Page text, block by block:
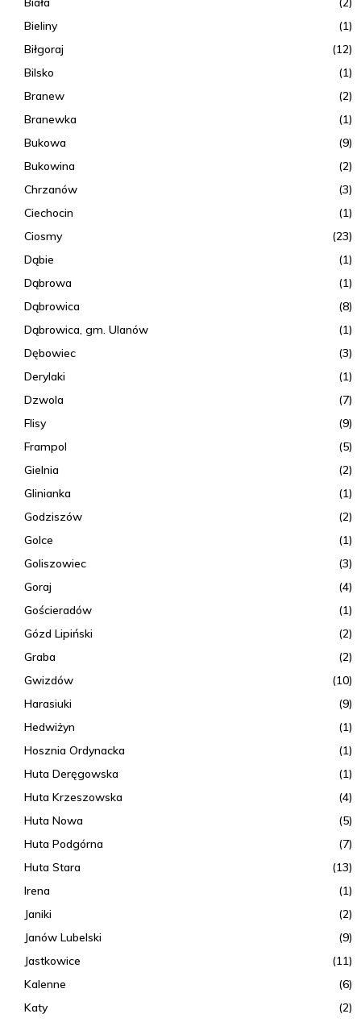
Bieliny
(1)
Biłgoraj
(12)
Bilsko
(1)
Branew
(2)
Branewka
(1)
Bukowa
(9)
Bukowina
(2)
Chrzanów
(3)
Ciechocin
(1)
Ciosmy
(23)
Dąbie
(1)
Dąbrowa
(1)
Dąbrowica
(8)
Dąbrowica, gm. Ulanów
(1)
Dębowiec
(3)
Derylaki
(1)
Dzwola
(7)
Flisy
(9)
Frampol
(5)
Gielnia
(2)
Glinianka
(1)
Godziszów
(2)
Golce
(1)
Goliszowiec
(3)
Goraj
(4)
Gościeradów
(1)
Gózd Lipiński
(2)
Graba
(2)
Gwizdów
(10)
Harasiuki
(9)
Hedwiżyn
(1)
Hosznia Ordynacka
(1)
Huta Deręgowska
(1)
Huta Krzeszowska
(4)
Huta Nowa
(5)
Huta Podgórna
(7)
Huta Stara
(13)
Irena
(1)
Janiki
(2)
Janów Lubelski
(9)
Jastkowice
(11)
Kalenne
(6)
Katy
(2)